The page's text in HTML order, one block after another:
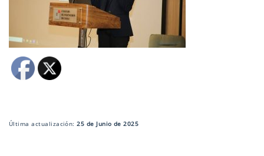
Última actualización:25 de Junio de 2025